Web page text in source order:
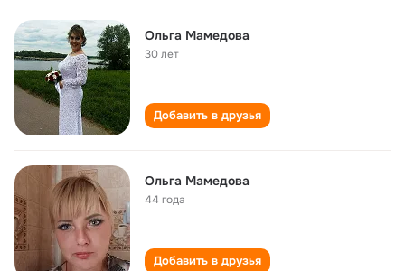
Ольга Мамедова
30 лет
Добавить в друзья
Ольга Мамедова
44 года
Добавить в друзья